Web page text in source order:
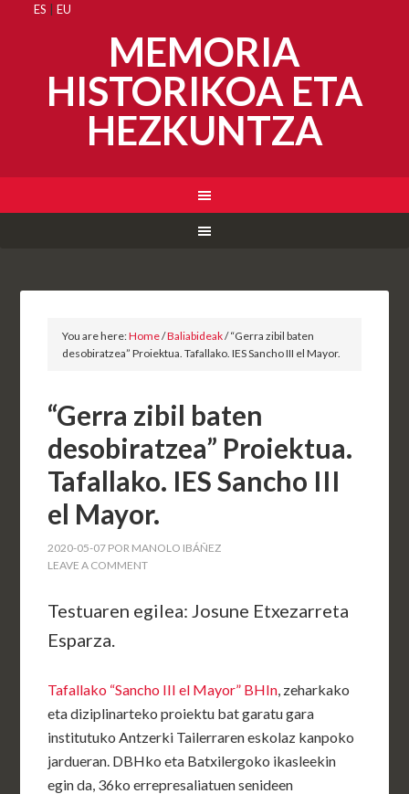
ES EU
MEMORIA
HISTORIKOA ETA
HEZKUNTZA
You are here:Home/Baliabideak/“Gerra zibil baten
desobiratzea” Proiektua. Tafallako. IES Sancho III el Mayor.
“Gerra zibil baten
desobiratzea” Proiektua.
Tafallako. IES Sancho III
el Mayor.
2020-05-07 POR MANOLO IBÁÑEZ
LEAVE A COMMENT
Testuaren egilea: Josune Etxezarreta
Esparza.
Tafallako “Sancho III el Mayor” BHIn, zeharkako
eta diziplinarteko proiektu bat garatu gara
institutuko Antzerki Tailerraren eskolaz kanpoko
jardueran. DBHko eta Batxilergoko ikasleekin
egin da, 36ko errepresaliatuen senideen